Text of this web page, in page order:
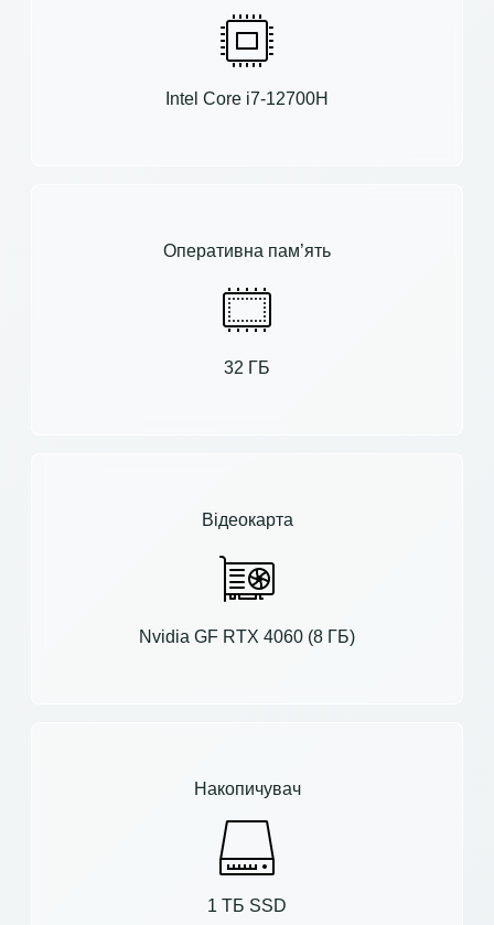
Intel Core i7-12700H
Оперативна пам’ять
32 ГБ
Відеокарта
Nvidia GF RTX 4060 (8 ГБ)
Накопичувач
1 ТБ SSD